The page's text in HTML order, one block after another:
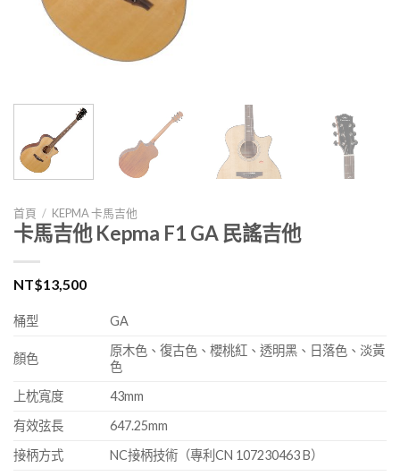
首頁 / KEPMA 卡馬吉他
卡馬吉他 Kepma F1 GA 民謠吉他
NT$13,500
桶型 GA
顏色
原木色、復古色、櫻桃紅、透明黑、日落色、淡黃
色
上枕寬度
43mm
有效弦長
647.25mm
接柄方式
NC接柄技術（專利CN 107230463 B）